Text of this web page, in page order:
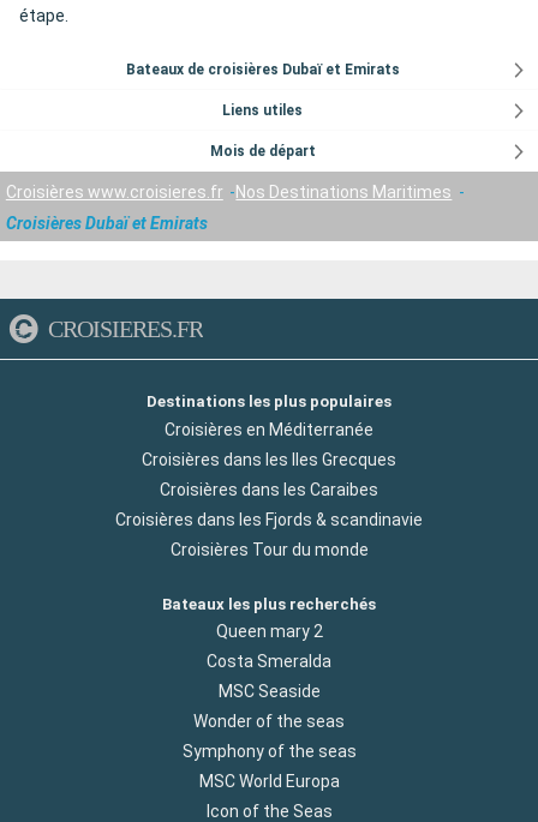
étape.
Bateaux de croisières Dubaï et Emirats
Liens utiles
Mois de départ
Croisières www.croisieres.fr
Nos Destinations Maritimes
Croisières Dubaï et Emirats
CROISIERES.FR
Destinations les plus populaires
Croisières en Méditerranée
Croisières dans les Iles Grecques
Croisières dans les Caraibes
Croisières dans les Fjords & scandinavie
Croisières Tour du monde
Bateaux les plus recherchés
Queen mary 2
Costa Smeralda
MSC Seaside
Wonder of the seas
Symphony of the seas
MSC World Europa
Icon of the Seas